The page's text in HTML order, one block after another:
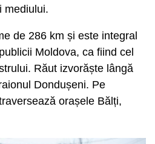
mediului.
de 286 km și este integral
Moldova, ca fiind cel
Răut izvorăște lângă
Dondușeni. Pe
orașele Bălți,